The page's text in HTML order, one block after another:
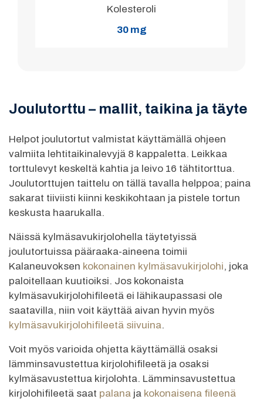
Kolesteroli
30 mg
Joulutorttu – mallit, taikina ja täyte
Helpot joulutortut valmistat käyttämällä ohjeen
valmiita lehtitaikinalevyjä 8 kappaletta. Leikkaa
torttulevyt keskeltä kahtia ja leivo 16 tähtitorttua.
Joulutorttujen taittelu on tällä tavalla helppoa; paina
sakarat tiiviisti kiinni keskikohtaan ja pistele tortun
keskusta haarukalla.
Näissä kylmäsavukirjolohella täytetyissä
joulutortuissa pääraaka-aineena toimii
Kalaneuvoksen kokonainen kylmäsavukirjolohi, joka
paloitellaan kuutioiksi. Jos kokonaista
kylmäsavukirjolohifileetä ei lähikaupassasi ole
saatavilla, niin voit käyttää aivan hyvin myös
kylmäsavukirjolohifileetä siivuina.
Voit myös varioida ohjetta käyttämällä osaksi
lämminsavustettua kirjolohifileetä ja osaksi
kylmäsavustettua kirjolohta. Lämminsavustettua
kirjolohifileetä saat palana ja kokonaisena fileenä